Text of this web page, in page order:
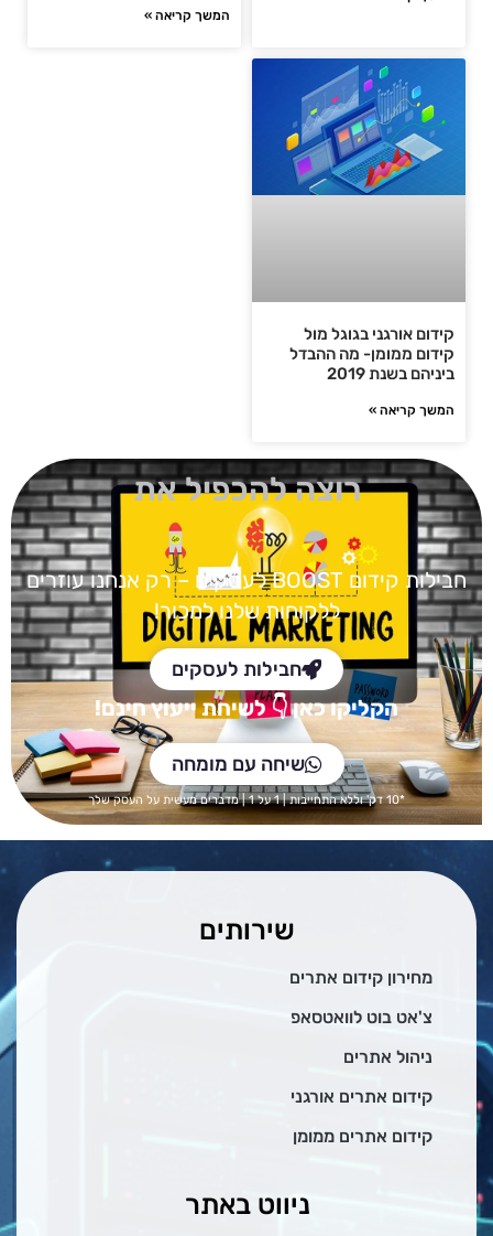
המשך קריאה »
קידום אורגני בגוגל מול
קידום ממומן- מה ההבדל
ביניהם בשנת 2019‏
המשך קריאה »
רוצה להכפיל את
חבילות קידום BOOST
לעסקים – רק אנחנו עוזרים
ללקוחות שלנו למכור!
חבילות לעסקים
הקליקו כאן👇 לשיחת ייעוץ חינם!
שיחה עם מומחה
*10 דק' וללא התחייבות | 1 על 1 | מדברים מעשית על העסק שלך
שירותים
מחירון קידום אתרים
צ'אט בוט לוואטסאפ
ניהול אתרים
קידום אתרים אורגני
קידום אתרים ממומן
ניווט באתר